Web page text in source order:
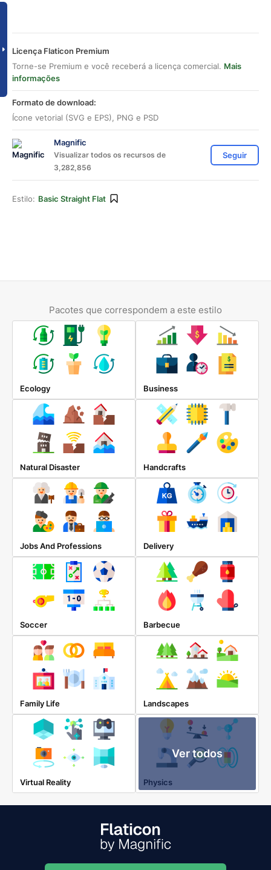
Licença Flaticon Premium
Torne-se Premium e você receberá a licença comercial. Mais
informações
Formato de download:
Ícone vetorial (SVG e EPS), PNG e PSD
Magnific
Visualizar todos os recursos de
3,282,856
Seguir
Estilo: Basic Straight Flat
Pacotes que correspondem a este estilo
Ecology Business
Natural Disaster Handcrafts
Jobs And Professions Delivery
Soccer Barbecue
Family Life Landscapes
Virtual Reality
Ver todos
Physics